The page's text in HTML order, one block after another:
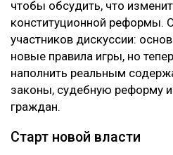
чтобы обсудить, что
конституционной реформы.
участников дискуссии:
новые правила игры, но
наполнить реальным
законы, судебную реформу и
граждан.
Старт новой власти